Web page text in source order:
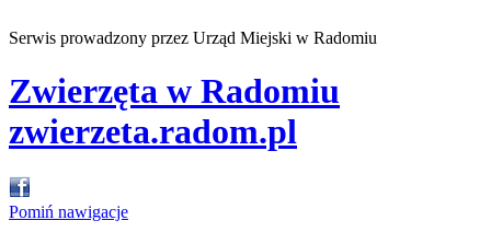
Serwis prowadzony przez Urząd Miejski w Radomiu
Zwierzęta w Radomiu
zwierzeta.radom.pl
Pomiń nawigacje